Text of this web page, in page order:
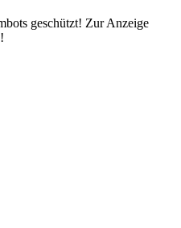
geschützt! Zur Anzeige